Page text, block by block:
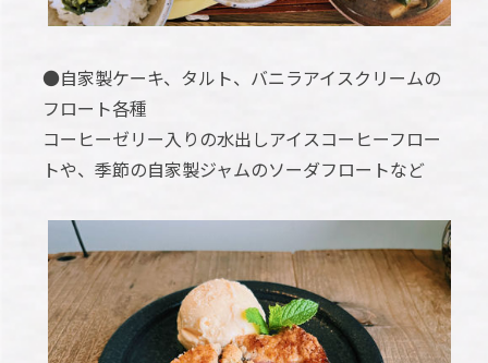
●自家製ケーキ、タルト、バニラアイスクリームの
フロート各種
コーヒーゼリー入りの水出しアイスコーヒーフロー
トや、季節の自家製ジャムのソーダフロートなど